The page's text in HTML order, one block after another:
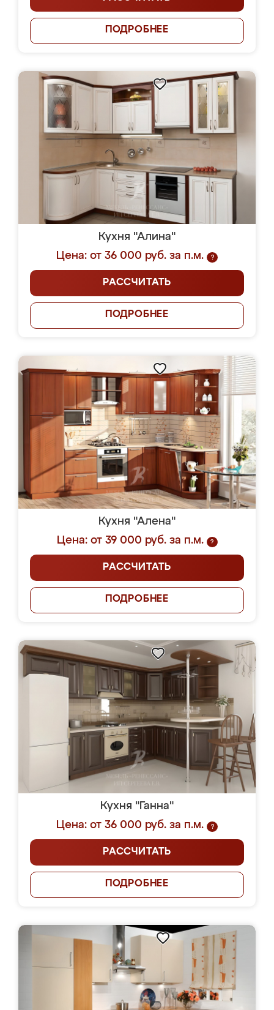
ПОДРОБНЕЕ
Кухня "Алина"
Цена: от 36 000 руб. за п.м.
?
РАССЧИТАТЬ
ПОДРОБНЕЕ
Кухня "Алена"
Цена: от 39 000 руб. за п.м.
?
РАССЧИТАТЬ
ПОДРОБНЕЕ
Кухня "Ганна"
Цена: от 36 000 руб. за п.м.
?
РАССЧИТАТЬ
ПОДРОБНЕЕ